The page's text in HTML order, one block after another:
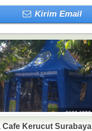
Kirim Email
Cafe Kerucut Surabaya